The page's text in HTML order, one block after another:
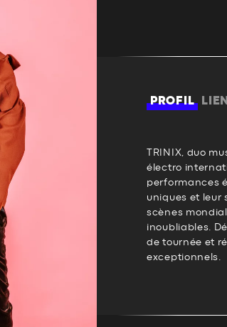
PROFIL
TRINIX, duo
électro
performances
uniques et leur
scènes
inoubliables.
de tournée et
exceptionnels.